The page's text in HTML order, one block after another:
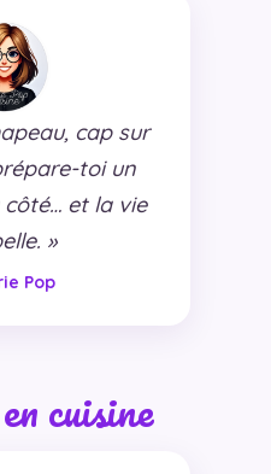
cap sur
toi un
et la vie
»
Pop
cuisine